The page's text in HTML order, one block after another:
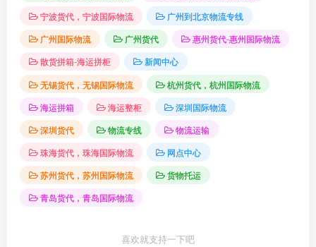
宁波货代，宁波国际物流
广州到北京物流专线
广州国际物流
广州货代
惠州货代-惠州国际物流
散货拼箱-海运拼柜
新闻中心
无锡货代，无锡国际物流
杭州货代，杭州国际物流
海运拼箱
海运整柜
深圳国际物流
深圳货代
物流专线
物流运输
珠海货代，珠海国际物流
网点中心
苏州货代，苏州国际物流
货物托运
青岛货代，青岛国际物流
喜欢就支持一下吧